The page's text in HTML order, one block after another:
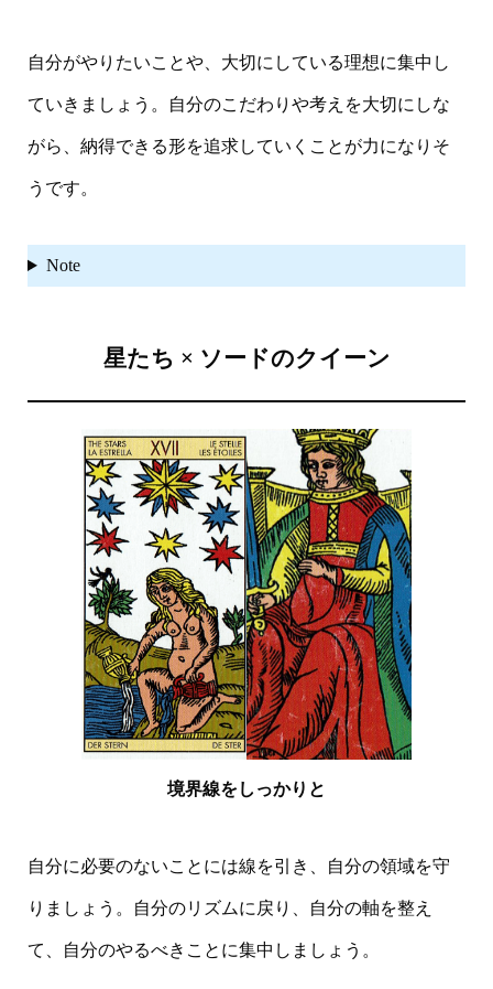
自分がやりたいことや、大切にしている理想に集中し
ていきましょう。自分のこだわりや考えを大切にしな
がら、納得できる形を追求していくことが力になりそ
うです。
Note
星たち × ソードのクイーン
境界線をしっかりと
自分に必要のないことには線を引き、自分の領域を守
りましょう。自分のリズムに戻り、自分の軸を整え
て、自分のやるべきことに集中しましょう。